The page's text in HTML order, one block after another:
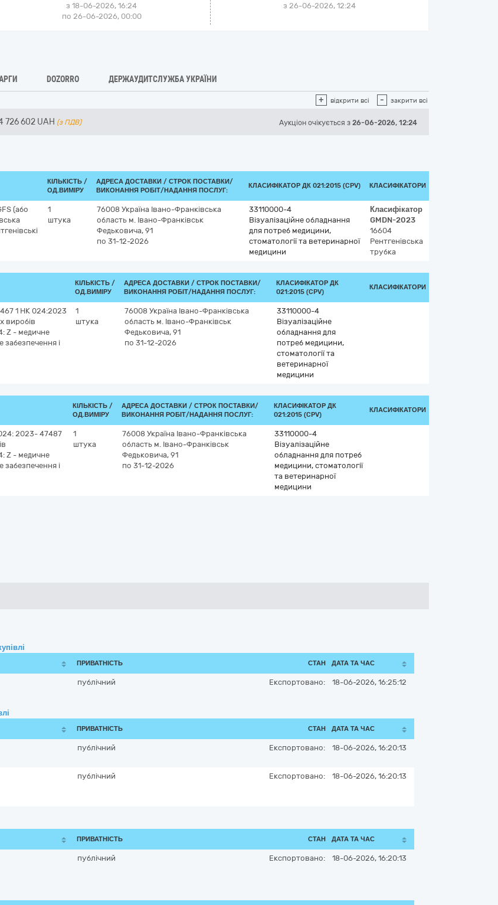
з 18-06-2026, 16:24
по 26-06-2026, 00:00
з26-06-2026, 12:24
DOZORRO ДЕРЖАУДИТСЛУЖБА УКРАЇНИ
+ відкрити всі - закрити всі
726 602 UAH (з ПДВ) Аукціон очікується з 26-06-2026, 12:24
КІЛЬКІСТЬ /
ОД.ВИМІРУ
АДРЕСА ДОСТАВКИ / СТРОК ПОСТАВКИ/
ВИКОНАННЯ РОБІТ/НАДАННЯ ПОСЛУГ:
КЛАСИФІКАТОР ДК 021:2015 (CPV) КЛАСИФІКАТОРИ
(або
1
штука
76008 Україна Івано-Франківська
область м. Івано-Франківськ
Федьковича, 91
по 31-12-2026
33110000-4
Візуалізаційне обладнання
для потреб медицини,
стоматології та ветеринарної
медицини
Класифікатор
GMDN-2023
16604
Рентгенівська
трубка
КІЛЬКІСТЬ /
ОД.ВИМІРУ
АДРЕСА ДОСТАВКИ / СТРОК ПОСТАВКИ/
ВИКОНАННЯ РОБІТ/НАДАННЯ ПОСЛУГ:
КЛАСИФІКАТОР ДК
021:2015 (CPV)
КЛАСИФІКАТОРИ
1 НК 024:2023
виробів
Z - медичне
забезпечення і
1
штука
76008 Україна Івано-Франківська
область м. Івано-Франківськ
Федьковича, 91
по 31-12-2026
33110000-4
Візуалізаційне
обладнання для
потреб медицини,
стоматології та
ветеринарної
медицини
КІЛЬКІСТЬ /
ОД.ВИМІРУ
АДРЕСА ДОСТАВКИ / СТРОК ПОСТАВКИ/
ВИКОНАННЯ РОБІТ/НАДАННЯ ПОСЛУГ:
КЛАСИФІКАТОР ДК
021:2015 (CPV)
КЛАСИФІКАТОРИ
2023- 47487
Z - медичне
забезпечення і
1
штука
76008 Україна Івано-Франківська
область м. Івано-Франківськ
Федьковича, 91
по 31-12-2026
33110000-4
Візуалізаційне
обладнання для потреб
медицини, стоматології
та ветеринарної
медицини
ПРИВАТНІСТЬ СТАН ДАТА ТА ЧАС
публічний Експортовано: 18-06-2026, 16:25:12
ПРИВАТНІСТЬ СТАН ДАТА ТА ЧАС
публічний Експортовано: 18-06-2026, 16:20:13
публічний Експортовано: 18-06-2026, 16:20:13
ПРИВАТНІСТЬ СТАН ДАТА ТА ЧАС
публічний Експортовано: 18-06-2026, 16:20:13